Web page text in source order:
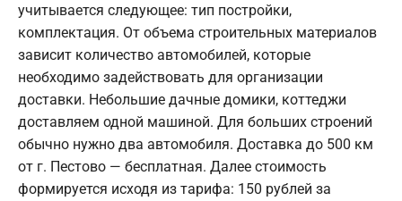
учитывается следующее: тип постройки,
комплектация. От объема строительных материалов
зависит количество автомобилей, которые
необходимо задействовать для организации
доставки. Небольшие дачные домики, коттеджи
доставляем одной машиной. Для больших строений
обычно нужно два автомобиля. Доставка до 500 км
от г. Пестово — бесплатная. Далее стоимость
формируется исходя из тарифа: 150 рублей за